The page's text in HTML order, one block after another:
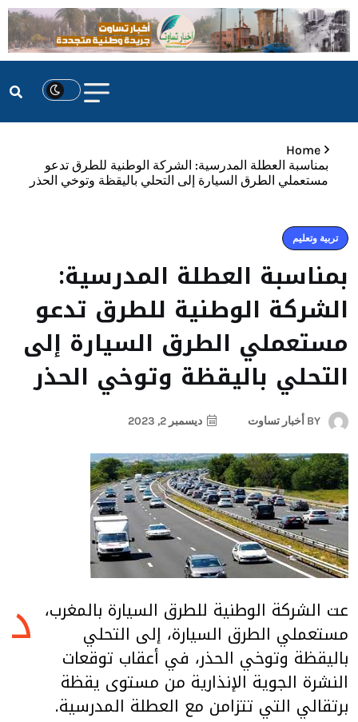
Home
بمناسبة العطلة المدرسية: الشركة الوطنية للطرق تدعو
مستعملي الطرق السيارة إلى التحلي باليقظة وتوخي الحذر
تربية وتعليم
بمناسبة العطلة المدرسية:
الشركة الوطنية للطرق تدعو
مستعملي الطرق السيارة إلى
التحلي باليقظة وتوخي الحذر
BY أخبار تساوت ديسمبر 2, 2023
د عت الشركة الوطنية للطرق السيارة بالمغرب،
مستعملي الطرق السيارة، إلى التحلي
باليقظة وتوخي الحذر، في أعقاب توقعات
النشرة الجوية الإنذارية من مستوى يقظة
برتقالي التي تتزامن مع العطلة المدرسية.